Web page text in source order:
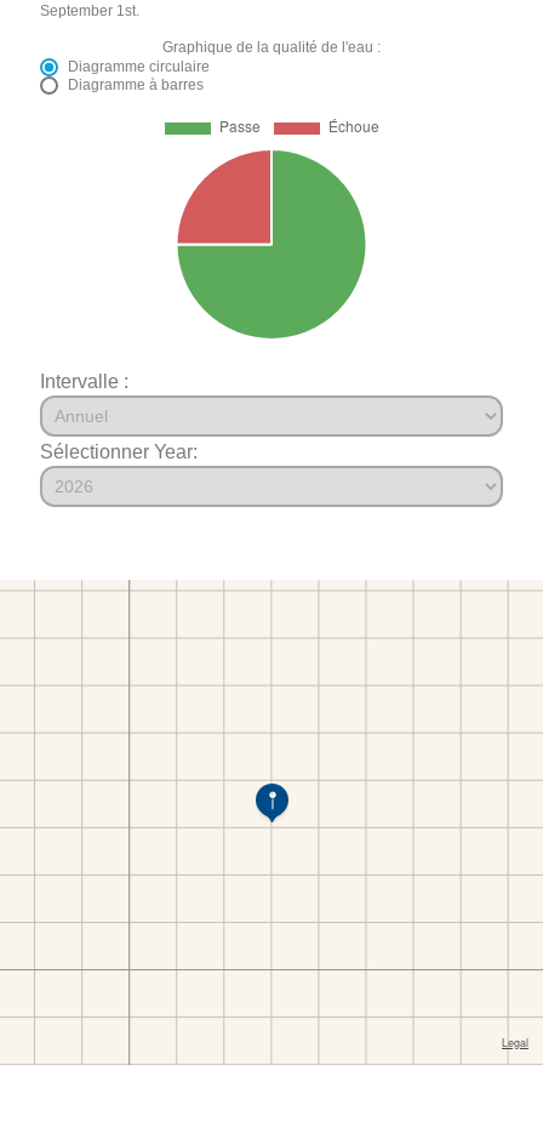
September 1st.
Graphique de la qualité de l'eau :
Diagramme circulaire
Diagramme à barres
Intervalle :
Sélectionner Year: